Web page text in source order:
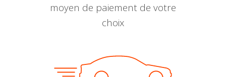
moyen de paiement de votre
choix